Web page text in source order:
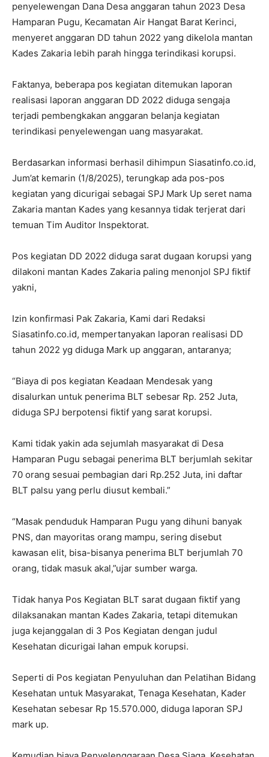
penyelewengan Dana Desa anggaran tahun 2023 Desa
Hamparan Pugu, Kecamatan Air Hangat Barat Kerinci,
menyeret anggaran DD tahun 2022 yang dikelola mantan
Kades Zakaria lebih parah hingga terindikasi korupsi.
Faktanya, beberapa pos kegiatan ditemukan laporan
realisasi laporan anggaran DD 2022 diduga sengaja
terjadi pembengkakan anggaran belanja kegiatan
terindikasi penyelewengan uang masyarakat.
Berdasarkan informasi berhasil dihimpun Siasatinfo.co.id,
Jum’at kemarin (1/8/2025), terungkap ada pos-pos
kegiatan yang dicurigai sebagai SPJ Mark Up seret nama
Zakaria mantan Kades yang kesannya tidak terjerat dari
temuan Tim Auditor Inspektorat.
Pos kegiatan DD 2022 diduga sarat dugaan korupsi yang
dilakoni mantan Kades Zakaria paling menonjol SPJ fiktif
yakni,
Izin konfirmasi Pak Zakaria, Kami dari Redaksi
Siasatinfo.co.id, mempertanyakan laporan realisasi DD
tahun 2022 yg diduga Mark up anggaran, antaranya;
“Biaya di pos kegiatan Keadaan Mendesak yang
disalurkan untuk penerima BLT sebesar Rp. 252 Juta,
diduga SPJ berpotensi fiktif yang sarat korupsi.
Kami tidak yakin ada sejumlah masyarakat di Desa
Hamparan Pugu sebagai penerima BLT berjumlah sekitar
70 orang sesuai pembagian dari Rp.252 Juta, ini daftar
BLT palsu yang perlu diusut kembali.”
“Masak penduduk Hamparan Pugu yang dihuni banyak
PNS, dan mayoritas orang mampu, sering disebut
kawasan elit, bisa-bisanya penerima BLT berjumlah 70
orang, tidak masuk akal,”ujar sumber warga.
Tidak hanya Pos Kegiatan BLT sarat dugaan fiktif yang
dilaksanakan mantan Kades Zakaria, tetapi ditemukan
juga kejanggalan di 3 Pos Kegiatan dengan judul
Kesehatan dicurigai lahan empuk korupsi.
Seperti di Pos kegiatan Penyuluhan dan Pelatihan Bidang
Kesehatan untuk Masyarakat, Tenaga Kesehatan, Kader
Kesehatan sebesar Rp 15.570.000, diduga laporan SPJ
mark up.